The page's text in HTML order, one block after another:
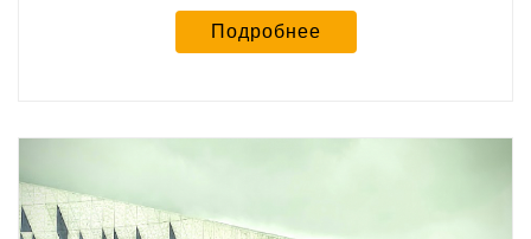
Подробнее